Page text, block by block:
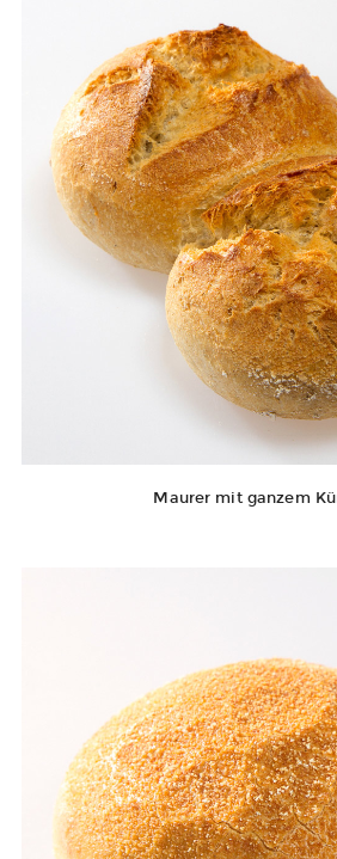
Maurer mit ganzem